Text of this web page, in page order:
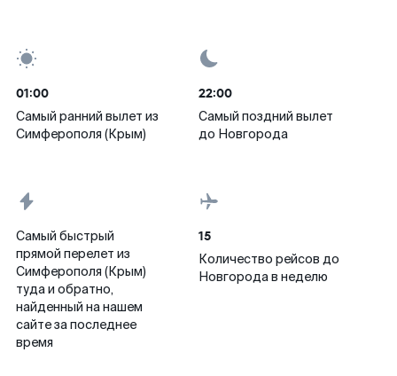
01:00
Самый ранний вылет из
Симферополя (Крым)
22:00
Самый поздний вылет
до Новгорода
Самый быстрый
прямой перелет из
Симферополя (Крым)
туда и обратно,
найденный на нашем
сайте за последнее
время
15
Количество рейсов до
Новгорода в неделю